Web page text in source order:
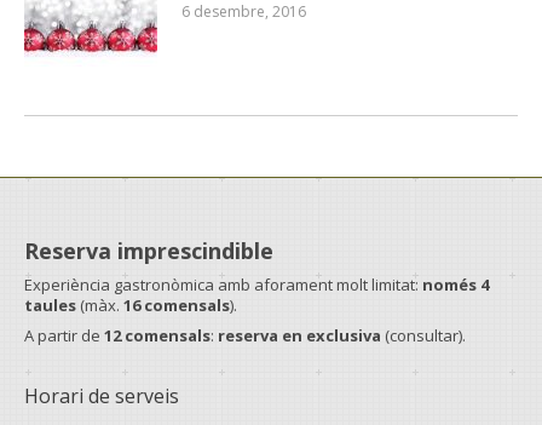
6 desembre, 2016
Reserva imprescindible
Experiència gastronòmica amb aforament molt limitat: només 4
taules (màx. 16 comensals).
A partir de 12 comensals: reserva en exclusiva (consultar).
Horari de serveis